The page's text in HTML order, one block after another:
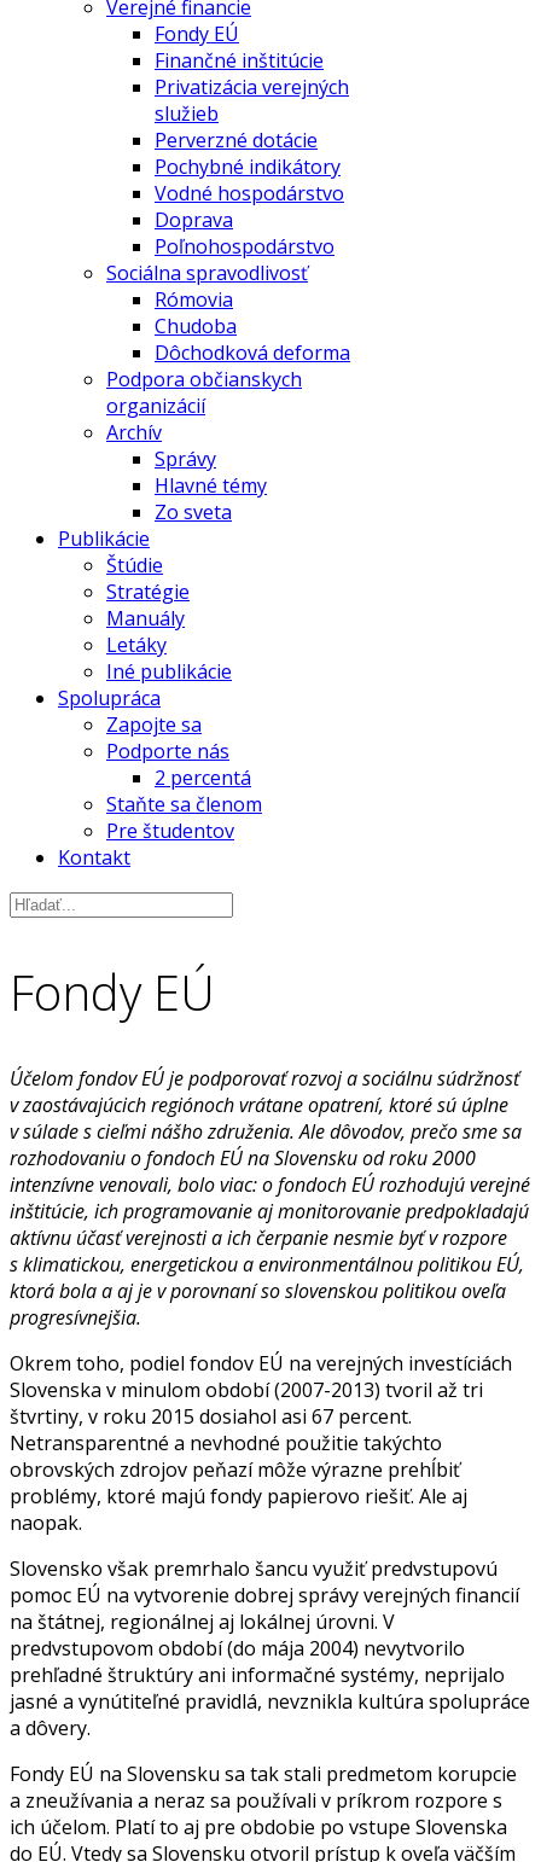
Verejné financie
Fondy EÚ
Finančné inštitúcie
Privatizácia verejných
služieb
Perverzné dotácie
Pochybné indikátory
Vodné hospodárstvo
Doprava
Poľnohospodárstvo
Sociálna spravodlivosť
Rómovia
Chudoba
Dôchodková deforma
Podpora občianskych
organizácií
Archív
Správy
Hlavné témy
Zo sveta
Publikácie
Štúdie
Stratégie
Manuály
Letáky
Iné publikácie
Spolupráca
Zapojte sa
Podporte nás
2 percentá
Staňte sa členom
Pre študentov
Kontakt
Fondy EÚ
Účelom fondov EÚ je podporovať rozvoj a sociálnu súdržnosť
v zaostávajúcich regiónoch vrátane opatrení, ktoré sú úplne
v súlade s cieľmi nášho združenia. Ale dôvodov, prečo sme sa
rozhodovaniu o fondoch EÚ na Slovensku od roku 2000
intenzívne venovali, bolo viac: o fondoch EÚ rozhodujú verejné
inštitúcie, ich programovanie aj monitorovanie predpokladajú
aktívnu účasť verejnosti a ich čerpanie nesmie byť v rozpore
s klimatickou, energetickou a environmentálnou politikou EÚ,
ktorá bola a aj je v porovnaní so slovenskou politikou oveľa
progresívnejšia.
Okrem toho, podiel fondov EÚ na verejných investíciách
Slovenska v minulom období (2007-2013) tvoril až tri
štvrtiny, v roku 2015 dosiahol asi 67 percent.
Netransparentné a nevhodné použitie takýchto
obrovských zdrojov peňazí môže výrazne prehĺbiť
problémy, ktoré majú fondy papierovo riešiť. Ale aj
naopak.
Slovensko však premrhalo šancu využiť predvstupovú
pomoc EÚ na vytvorenie dobrej správy verejných financií
na štátnej, regionálnej aj lokálnej úrovni. V
predvstupovom období (do mája 2004) nevytvorilo
prehľadné štruktúry ani informačné systémy, neprijalo
jasné a vynútiteľné pravidlá, nevznikla kultúra spolupráce
a dôvery.
Fondy EÚ na Slovensku sa tak stali predmetom korupcie
a zneužívania a neraz sa používali v príkrom rozpore s
ich účelom. Platí to aj pre obdobie po vstupe Slovenska
do EÚ. Vtedy sa Slovensku otvoril prístup k oveľa väčším